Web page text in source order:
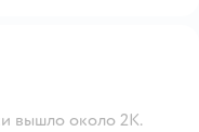
вышло около 2К.